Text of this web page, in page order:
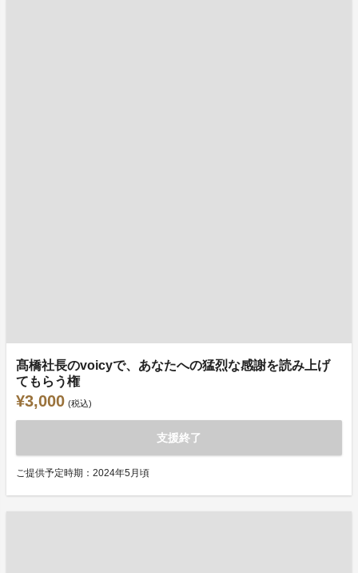
髙橋社長のvoicyで、あなたへの猛烈な感謝を読み上げ
てもらう権
¥3,000 (税込)
支援終了
ご提供予定時期：2024年5月頃